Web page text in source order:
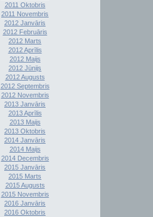
2011 Oktobris
2011 Novembris
2012 Janvāris
2012 Februāris
2012 Marts
2012 Aprīlis
2012 Maijs
2012 Jūnijs
2012 Augusts
2012 Septembris
2012 Novembris
2013 Janvāris
2013 Aprīlis
2013 Maijs
2013 Oktobris
2014 Janvāris
2014 Maijs
2014 Decembris
2015 Janvāris
2015 Marts
2015 Augusts
2015 Novembris
2016 Janvāris
2016 Oktobris